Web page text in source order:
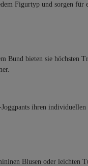
Figurtyp und sorgen für
Bund bieten sie höchsten
ihren
Blusen oder leichten